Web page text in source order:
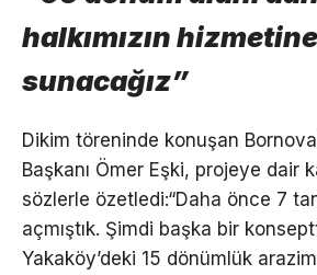
halkımızın hizmetine
sunacağız”
Dikim töreninde konuşan
Başkanı Ömer Eşki, projeye dair
sözlerle özetledi:“Daha önce 7
açmıştık. Şimdi başka bir
Yakaköy’deki 15 dönümlük